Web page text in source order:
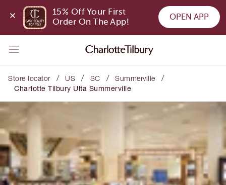
15% Off Your First
Order On The App!
OPEN APP
Store locator / US / SC / Summerville /
Charlotte Tilbury Ulta Summerville